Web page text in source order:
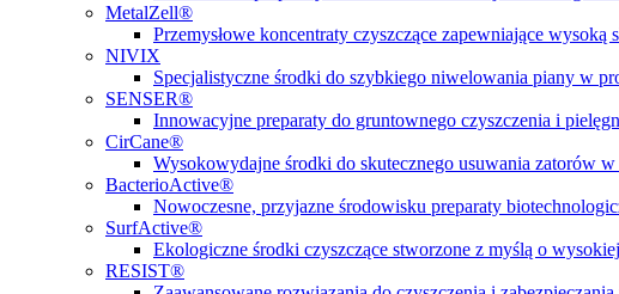
MetalZell®
Przemysłowe koncentraty czyszczące zapewniające wysoką
NIVIX
Specjalistyczne środki do szybkiego niwelowania piany w
SENSER®
Innowacyjne preparaty do gruntownego czyszczenia i
CirCane®
Wysokowydajne środki do skutecznego usuwania zatorów
BacterioActive®
Nowoczesne, przyjazne środowisku preparaty
SurfActive®
Ekologiczne środki czyszczące stworzone z myślą o
RESIST®